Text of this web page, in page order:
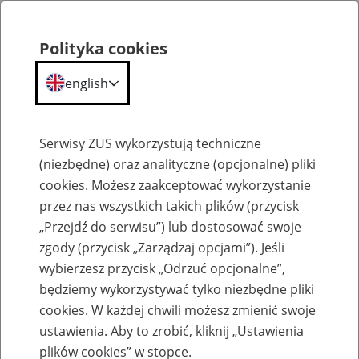
Komunikaty
Polityka cookies
english
Serwisy ZUS wykorzystują techniczne
(niezbędne) oraz analityczne (opcjonalne) pliki
cookies. Możesz zaakceptować wykorzystanie
przez nas wszystkich takich plików (przycisk
„Przejdź do serwisu”) lub dostosować swoje
zgody (przycisk „Zarządzaj opcjami”). Jeśli
wybierzesz przycisk „Odrzuć opcjonalne”,
będziemy wykorzystywać tylko niezbędne pliki
cookies. W każdej chwili możesz zmienić swoje
ustawienia. Aby to zrobić, kliknij „Ustawienia
plików cookies” w stopce.